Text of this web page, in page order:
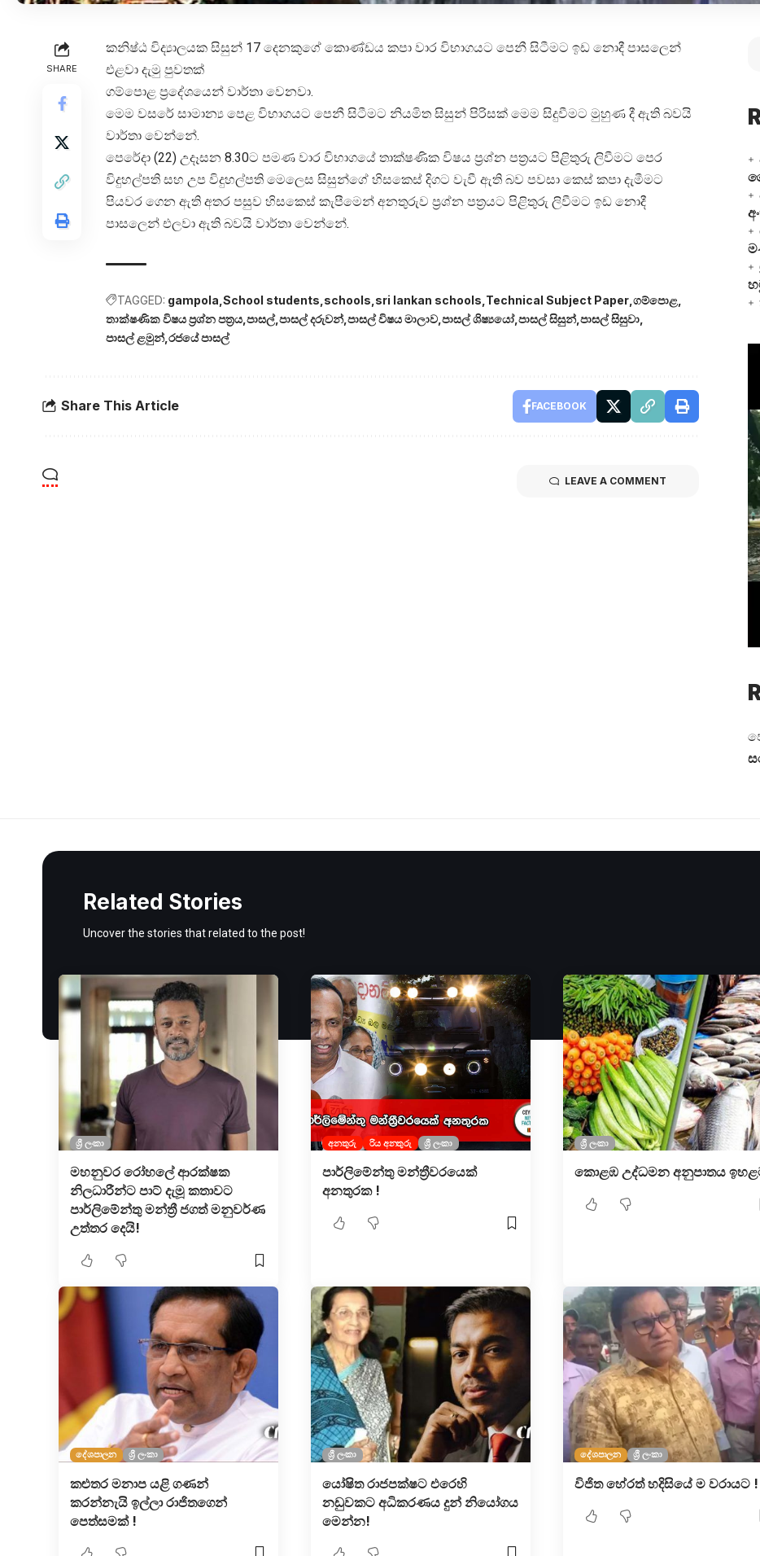
SHARE
කනිෂ්ඨ විද්‍යාලයක සිසුන් 17 දෙනකුගේ කොණ්ඩය කපා වාර විභාගයට පෙනී සිටීමට ඉඩ නොදී පාසලෙන්
එළවා දැමු පුවතක්
ගම්පොළ ප්‍රදේශයෙන් වාර්තා වෙනවා.
මෙම වසරේ සාමාන්‍ය පෙළ විභාගයට පෙනී සිටීමට නියමිත සිසුන් පිරිසක් මෙම සිදුවීමට මුහුණ දී ඇති බවයි
වාර්තා වෙන්නේ.
පෙරේදා (22) උදෑසන 8.30ට පමණ වාර විභාගයේ තාක්ෂණික විෂය ප්‍රශ්න පත්‍රයට පිළිතුරු ලිවීමට පෙර
විදුහල්පති සහ උප විදුහල්පති මෙලෙස සිසුන්ගේ හිසකෙස් දිගට වැවී ඇති බව පවසා කෙස් කපා දැමීමට
පියවර ගෙන ඇති අතර පසුව හිසකෙස් කැපීමෙන් අනතුරුව ප්‍රශ්න පත්‍රයට පිළිතුරු ලිවීමට ඉඩ නොදී
පාසලෙන් එලවා ඇති බවයි වාර්තා වෙන්නේ.
TAGGED: gampola School students schools sri lankan schools Technical Subject Paper ගම්පොළ
තාක්ෂණික විෂය ප්‍රශ්න පත්‍රය පාසල් පාසල් දරුවන් පාසල් විෂය මාලාව පාසල් ශිෂ්‍ය‍යෝ පාසල් සිසුන් පාසල් සිසුවා
පාසල් ළමුන් රජයේ පාසල්
Share This Article FACEBOOK
LEAVE A COMMENT
Related Stories
Uncover the stories that related to the post!
ශ්‍රී ලංකා
මහනුවර රෝහලේ ආරක්ෂක
නිලධාරීන්ට පාට් දැමූ කතාවට
පාර්ලිමේන්තු මන්ත්‍රී ජගත් මනුවර්ණ
උත්තර දෙයි!
අනතුරු රිය අනතුරු ශ්‍රී ලංකා
පාර්ලිමේන්තු මන්ත්‍රීවරයෙක්
අනතුරක !
ශ්‍රී ලංකා
කොළඹ උද්ධමන අනුපාතය
දේශපාලන ශ්‍රී ලංකා
කළුතර මනාප යළි ගණන්
කරන්නැයි ඉල්ලා රාජිතගෙන්
පෙත්සමක් !
ශ්‍රී ලංකා
යෝෂිත රාජපක්ෂට එරෙහි
නඩුවකට අධිකරණය දුන් නියෝගය
මෙන්න!
දේශපාලන ශ්‍රී ලංකා
විජිත හේරත් හදිසියේ ම වරායට !